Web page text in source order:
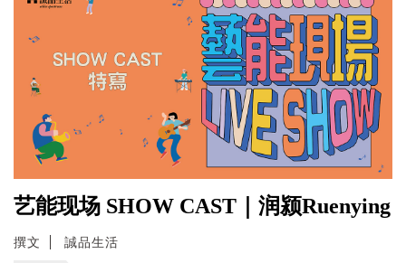
艺能现场 SHOW CAST｜润颍Ruenying
撰文 誠品生活